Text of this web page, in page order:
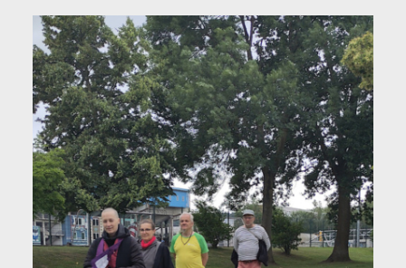
SHOP
KONTAKT
Spenden